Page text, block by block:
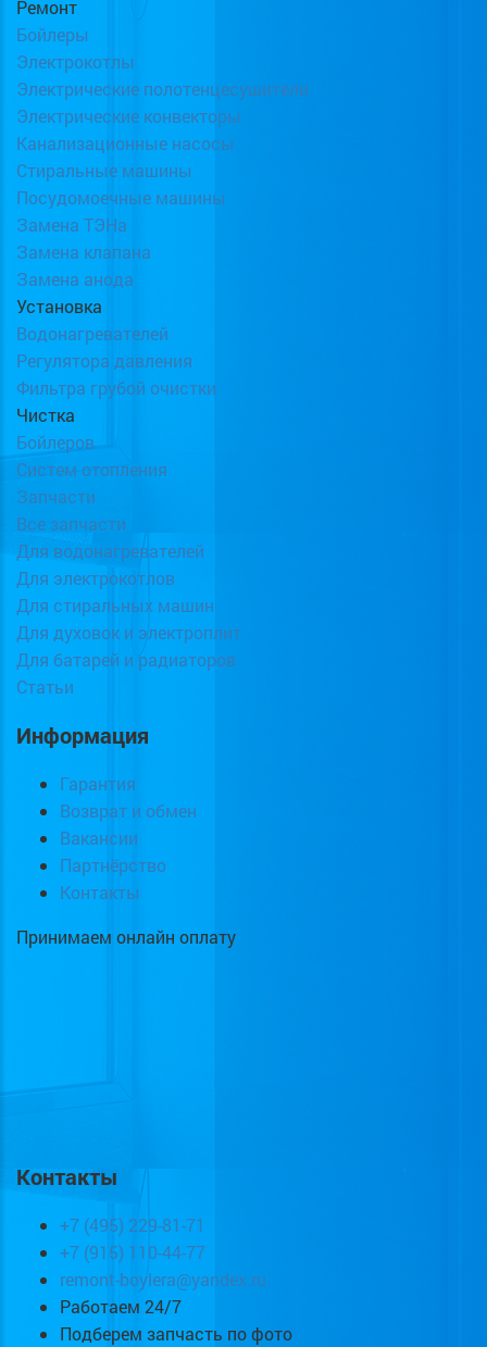
Ремонт
Бойлеры
Электрокотлы
Электрические полотенцесушители
Электрические конвекторы
Канализационные насосы
Стиральные машины
Посудомоечные машины
Замена ТЭНа
Замена клапана
Замена анода
Установка
Водонагревателей
Регулятора давления
Фильтра грубой очистки
Чистка
Бойлеров
Систем отопления
Запчасти
Все запчасти
Для водонагревателей
Для электрокотлов
Для стиральных машин
Для духовок и электроплит
Для батарей и радиаторов
Статьи
Информация
Гарантия
Возврат и обмен
Вакансии
Партнёрство
Контакты
Принимаем онлайн оплату
Контакты
+7 (495) 229-81-71
+7 (915) 110-44-77
remont-boylera@yandex.ru
Работаем 24/7
Подберем запчасть по фото